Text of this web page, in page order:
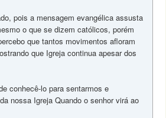
pois a mensagem evangélica assusta
o que se dizem católicos, porém
que tantos movimentos afloram
que Igreja continua apesar dos
conhecê-lo para sentarmos e
nossa Igreja Quando o senhor virá ao